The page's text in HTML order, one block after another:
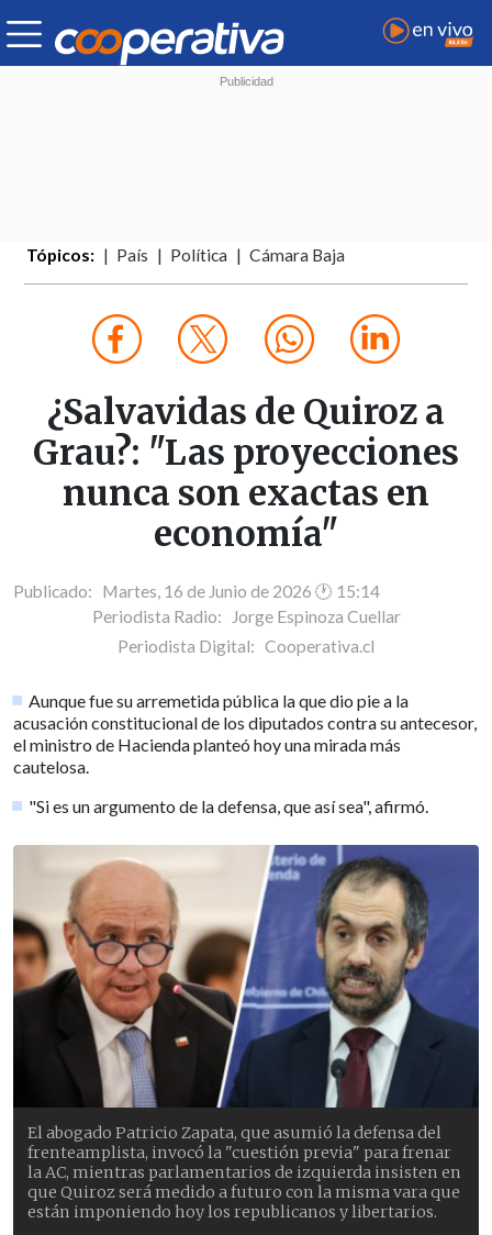
Tópicos: País Política Cámara Baja
¿Salvavidas de Quiroz a
Grau?: "Las proyecciones
nunca son exactas en
economía"
Publicado: Martes, 16 de Junio de 2026 🕐 15:14
Periodista Radio:
Jorge Espinoza Cuellar
Periodista Digital: Cooperativa.cl
Aunque fue su arremetida pública la que dio pie a la
acusación constitucional de los diputados contra su antecesor,
el ministro de Hacienda planteó hoy una mirada más
cautelosa.
"Si es un argumento de la defensa, que así sea", afirmó.
El abogado Patricio Zapata, que asumió la defensa del
frenteamplista, invocó la "cuestión previa" para frenar
la AC, mientras parlamentarios de izquierda insisten en
que Quiroz será medido a futuro con la misma vara que
están imponiendo hoy los republicanos y libertarios.